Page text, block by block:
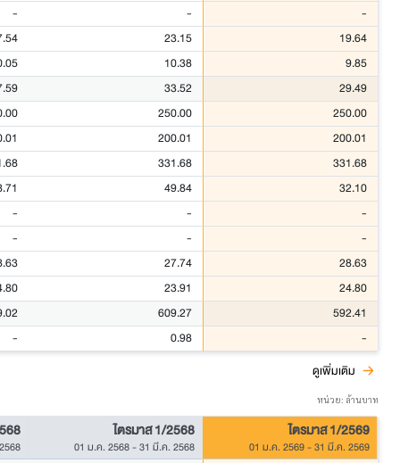
- - -
23.15 19.64
10.38 9.85
33.52 29.49
250.00 250.00
200.01 200.01
331.68 331.68
49.84 32.10
- - -
- - -
27.74 28.63
23.91 24.80
609.27 592.41
- 0.98
-
ดูเพิ่มเติม
หน่วย: ล้านบาท
ไตรมาส 1/2568
01 ม.ค. 2568-31 มี.ค. 2568
ไตรมาส 1/2569
01 ม.ค. 2569-31 มี.ค. 2569